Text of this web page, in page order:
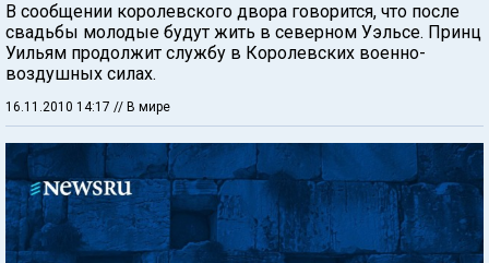
В сообщении королевского двора говорится, что после
свадьбы молодые будут жить в северном Уэльсе. Принц
Уильям продолжит службу в Королевских военно-
воздушных силах.
16.11.2010 14:17 // В мире